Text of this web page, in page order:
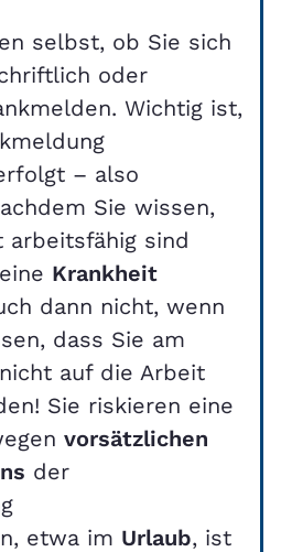
selbst, ob Sie sich
oder
Wichtig ist,
– also
Sie wissen,
arbeitsfähig sind
Krankheit
dann nicht, wenn
dass Sie am
auf die Arbeit
Sie riskieren eine
vorsätzlichen
der
etwa im Urlaub, ist